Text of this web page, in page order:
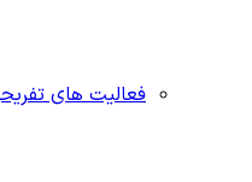
فعالیت های تفریحی